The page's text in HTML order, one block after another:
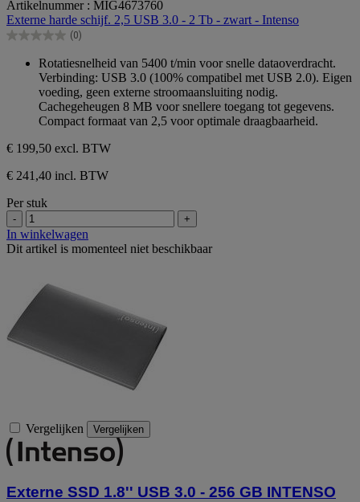
van
de
5
Artikelnummer : MIG4673760
Externe harde schijf. 2,5 USB 3.0 - 2 Tb - zwart - Intenso
(0)
0.0
sterren.
Rotatiesnelheid van 5400 t/min voor snelle dataoverdracht.
Verbinding: USB 3.0 (100% compatibel met USB 2.0). Eigen
voeding, geen externe stroomaansluiting nodig.
Cachegeheugen 8 MB voor snellere toegang tot gegevens.
Compact formaat van 2,5 voor optimale draagbaarheid.
€ 199,50 excl. BTW
€ 241,40 incl. BTW
Per stuk
- +
In winkelwagen
Dit artikel is momenteel niet beschikbaar
Vergelijken Vergelijken
Externe SSD 1.8'' USB 3.0 - 256 GB INTENSO